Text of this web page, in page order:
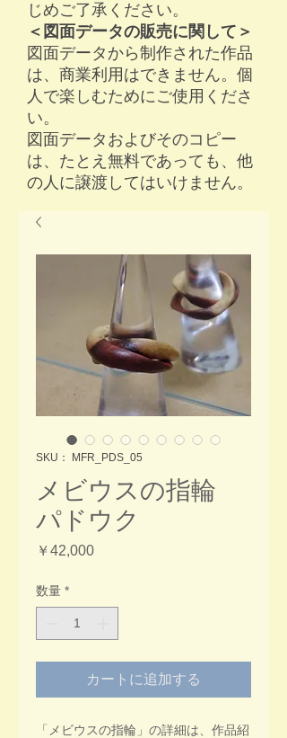
じめご了承ください。
＜図面データの販売に関して＞
​図面データから制作された作品
は、商業利用はできません。個
人で楽しむためにご使用くださ
い。
​図面データおよびそのコピー
は、たとえ無料であっても、他
の人に譲渡してはいけません。
SKU： MFR_PDS_05
メビウスの指輪
パドウク
￥42,000価
数量 *
カートに追加する
「メビウスの指輪」の詳細は、作品紹